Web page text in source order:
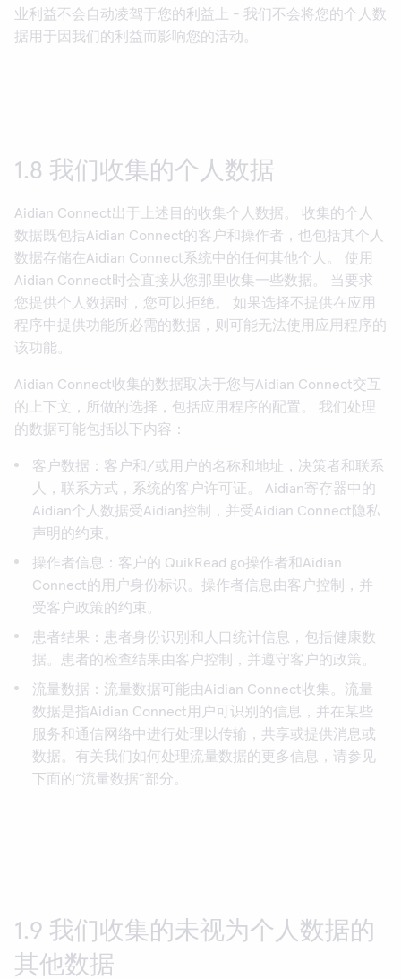
业利益不会自动凌驾于您的利益上 - 我们不会将您的个人数
据用于因我们的利益而影响您的活动。
1.8 我们收集的个人数据
Aidian Connect出于上述目的收集个人数据。 收集的个人
数据既包括Aidian Connect的客户和操作者，也包括其个人
数据存储在Aidian Connect系统中的任何其他个人。 使用
Aidian Connect时会直接从您那里收集一些数据。 当要求
您提供个人数据时，您可以拒绝。 如果选择不提供在应用
程序中提供功能所必需的数据，则可能无法使用应用程序的
该功能。
Aidian Connect收集的数据取决于您与Aidian Connect交互
的上下文，所做的选择，包括应用程序的配置。 我们处理
的数据可能包括以下内容：
客户数据 ：客户和/或用户的名称和地址，决策者和联系
人，联系方式，系统的客户许可证。 Aidian寄存器中的
Aidian个人数据受Aidian控制，并受Aidian Connect隐私
声明的约束。
操作者信息
：客户的 QuikRead go操作者和Aidian
Connect的用户身份标识。操作者信息由客户控制，并
受客户政策的约束。
患者结果 ：患者身份识别和人口统计信息，包括健康数
据。患者的检查结果由客户控制，并遵守客户的政策。
流量数据 ：流量数据可能由Aidian Connect收集。流量
数据是指Aidian Connect用户可识别的信息，并在某些
服务和通信网络中进行处理以传输，共享或提供消息或
数据。有关我们如何处理流量数据的更多信息，请参见
下面的“流量数据”部分。
1.9 我们收集的未视为个人数据的
其他数据